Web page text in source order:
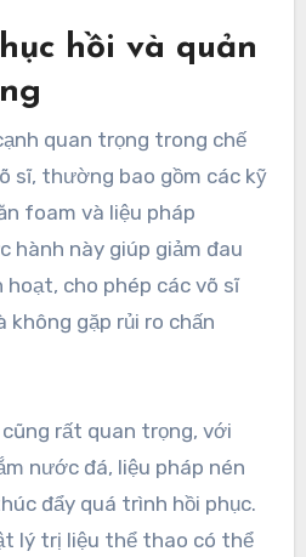
hồi và quản
quan trọng trong chế
sĩ, thường bao gồm các kỹ
foam và liệu pháp
hành này giúp giảm đau
hoạt, cho phép các võ sĩ
không gặp rủi ro chấn
rất quan trọng, với
nước đá, liệu pháp nén
đẩy quá trình hồi phục.
lý trị liệu thể thao có thể